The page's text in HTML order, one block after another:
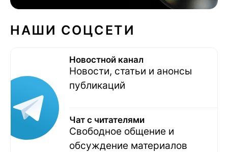
НАШИ СОЦСЕТИ
Новостной канал
Новости, статьи и анонсы
публикаций
Чат с читателями
Свободное общение и
обсуждение материалов